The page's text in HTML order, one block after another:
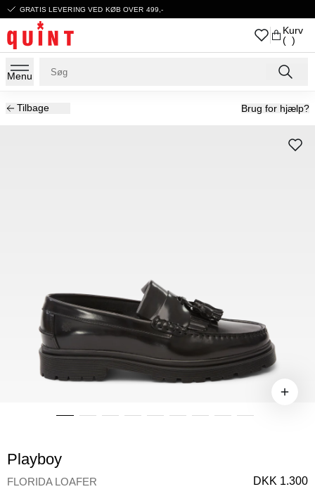
GRATIS LEVERING VED KØB OVER 499,-
Kurv
( )
Menu
Tilbage Brug for hjælp?
Playboy
FLORIDA LOAFER
DKK 1.300